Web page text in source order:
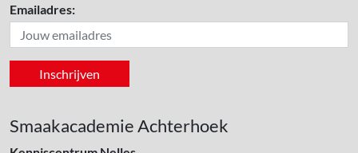
Emailadres:
Smaakacademie Achterhoek